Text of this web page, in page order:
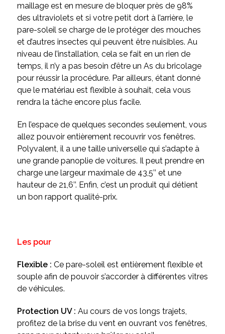
maillage est en mesure de bloquer près de 98%
des ultraviolets et si votre petit dort à l’arrière, le
pare-soleil se charge de le protéger des mouches
et d’autres insectes qui peuvent être nuisibles. Au
niveau de l’installation, cela se fait en un rien de
temps, il n’y a pas besoin d’être un As du bricolage
pour réussir la procédure. Par ailleurs, étant donné
que le matériau est flexible à souhait, cela vous
rendra la tâche encore plus facile.
En l’espace de quelques secondes seulement, vous
allez pouvoir entièrement recouvrir vos fenêtres.
Polyvalent, il a une taille universelle qui s’adapte à
une grande panoplie de voitures. Il peut prendre en
charge une largeur maximale de 43,5’’ et une
hauteur de 21,6’’. Enfin, c’est un produit qui détient
un bon rapport qualité-prix.
Les pour
Flexible : Ce pare-soleil est entièrement flexible et
souple afin de pouvoir s’accorder à différentes vitres
de véhicules.
Protection UV : Au cours de vos longs trajets,
profitez de la brise du vent en ouvrant vos fenêtres,